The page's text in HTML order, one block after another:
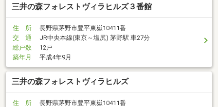
三井の森フォレストヴィラヒルズ３番館
住 所
長野県茅野市豊平東嶽10411番
交 通
JR中央本線(東京～塩尻) 茅野駅 車27分
総戸数
12戸
築年月
平成4年9月
三井の森フォレストヴィラヒルズ
住 所
長野県茅野市豊平東嶽10411番